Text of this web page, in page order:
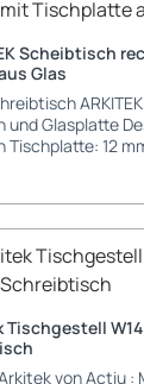
Scheibtisch
Glas
und Glasplatte
12 mm
(6+6 mm)
weiß
poliert oder
= 4 Tischbeine
mit Anti-
(gegen
Aufpreis) Zubehör:
Sicherheitsglas
Tischgestell
von Actiu :